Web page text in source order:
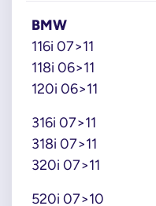
400450040
40045007
400450070
70107838
701078380
70107839
701078390
701078400
BMW
116i 07>11
118i 06>11
120i 06>11
316i 07>11
318i 07>11
320i 07>11
520i 07>10